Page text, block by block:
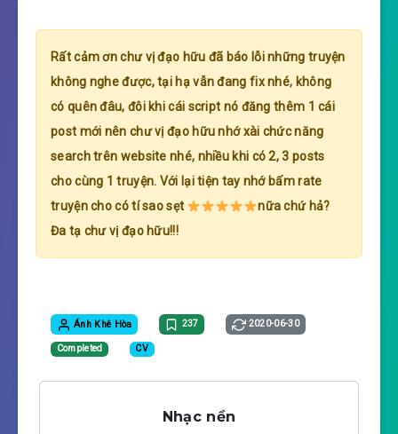
Rất cảm ơn chư vị đạo hữu đã báo lỗi những truyện
không nghe được, tại hạ vẫn đang fix nhé, không
có quên đâu, đôi khi cái script nó đăng thêm 1 cái
post mới nên chư vị đạo hữu nhớ xài chức năng
search trên website nhé, nhiều khi có 2, 3 posts
cho cùng 1 truyện. Với lại tiện tay nhớ bấm rate
truyện cho có tí sao sẹt
nữa chứ hả?
Đa tạ chư vị đạo hữu!!!
Ánh Khê Hòa 237 2020-06-30
Completed CV
Nhạc nền